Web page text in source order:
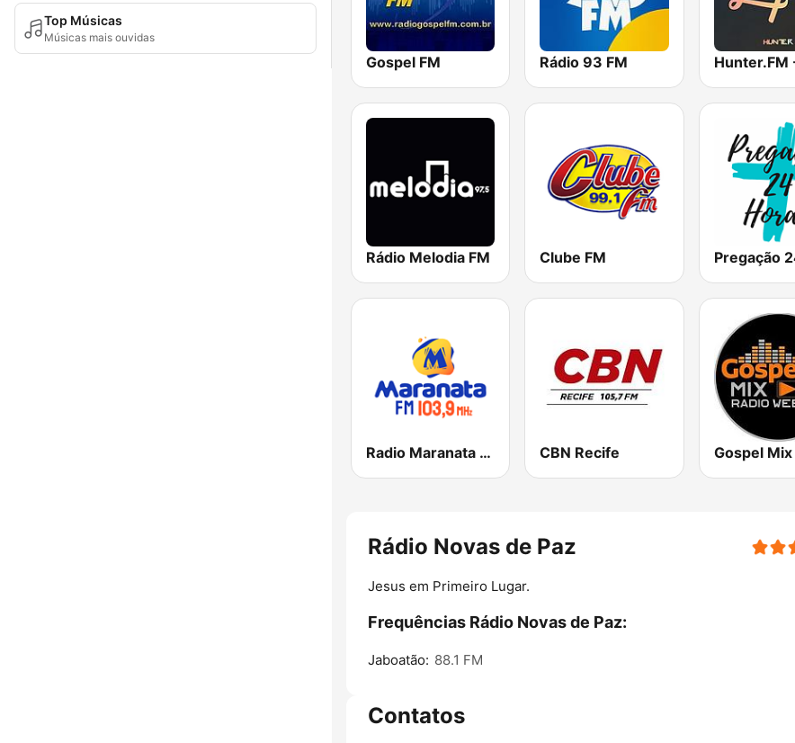
Top Músicas
Músicas mais ouvidas
Gospel FM Rádio 93 FM
Rádio Melodia FM Clube FM
Radio Maranata FM CBN Recife Gospel Mix
Rádio Novas de Paz
Jesus em Primeiro Lugar.
Frequências Rádio Novas de Paz:
Jaboatão: 88.1 FM
Contatos